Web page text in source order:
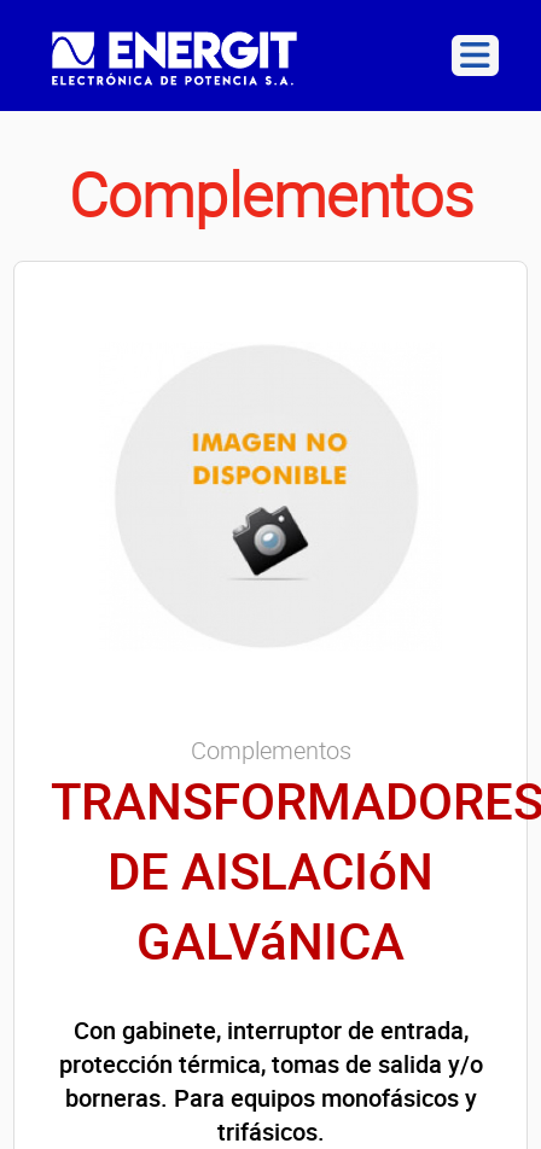
Complementos
Complementos
DE AISLACIóN
GALVáNICA
Con gabinete, interruptor de entrada,
protección térmica, tomas de salida y/o
borneras. Para equipos monofásicos y
trifásicos.